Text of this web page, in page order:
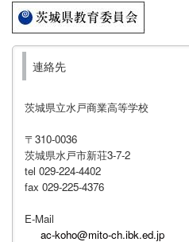
連絡先
茨城県立水戸商業高等学校
〒310-0036
茨城県水戸市新荘3-7-2
tel 029-224-4402
fax 029-225-4376
E-Mail
ac-koho@mito-ch.ibk.ed.jp